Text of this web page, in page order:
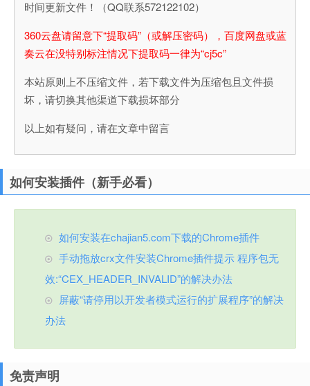
时间更新文件！（QQ联系572122102）
360云盘请留意下“提取码”（或解压密码），百度网盘或蓝
奏云在没特别标注情况下提取码一律为“cj5c”
本站原则上不压缩文件，若下载文件为压缩包且文件损
坏，请切换其他渠道下载损坏部分
以上如有疑问，请在文章中留言
如何安装插件（新手必看）
如何安装在chajian5.com下载的Chrome插件
手动拖放crx文件安装Chrome插件提示 程序包无
效:“CEX_HEADER_INVALID”的解决办法
屏蔽“请停用以开发者模式运行的扩展程序”的解决
办法
免责声明